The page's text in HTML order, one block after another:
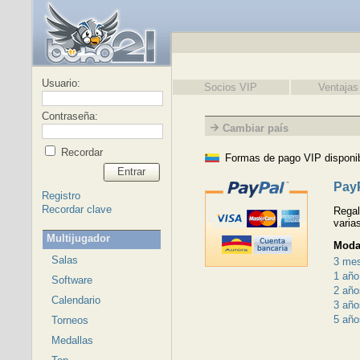
Usuario:
Contraseña:
Recordar
Entrar
Registro
Recordar clave
Multijugador
Salas
Software
Calendario
Torneos
Medallas
Socios VIP
Cambiar país
Formas de pago VIP
3
1 año
2
3
5